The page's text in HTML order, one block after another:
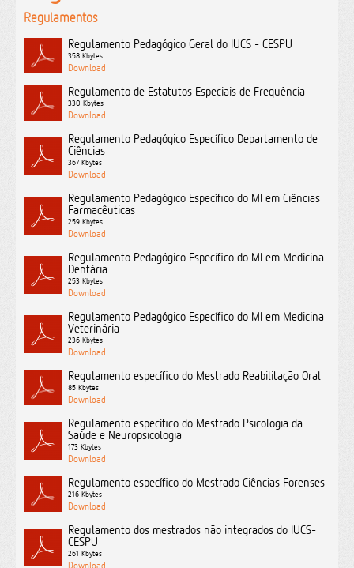
Regulamentos
Regulamento Pedagógico Geral do IUCS - CESPU
358 Kbytes
Regulamento de Estatutos Especiais de Frequência
330 Kbytes
Regulamento Pedagógico Específico Departamento de
Ciências
367 Kbytes
Regulamento Pedagógico Específico do MI em Ciências
Farmacêuticas
259 Kbytes
Regulamento Pedagógico Específico do MI em Medicina
Dentária
253 Kbytes
Regulamento Pedagógico Específico do MI em Medicina
Veterinária
236 Kbytes
Regulamento específico do Mestrado Reabilitação Oral
85 Kbytes
Regulamento específico do Mestrado Psicologia da
Saúde e Neuropsicologia
173 Kbytes
Regulamento específico do Mestrado Ciências Forenses
216 Kbytes
Regulamento dos mestrados não integrados do IUCS-
CESPU
261 Kbytes